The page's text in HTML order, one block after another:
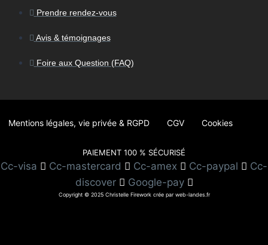
Prendre rendez-vous
Avis & témoignages
Foire aux Question (FAQ)
Mentions légales, vie privée & RGPD CGV Cookies
PAIEMENT 100 % SÉCURISÉ
Cc-visa Cc-mastercard Cc-amex Cc-paypal
Cc-
discover
Google-pay
Copyright © 2025 Christelle Firework crée par web-landes.fr